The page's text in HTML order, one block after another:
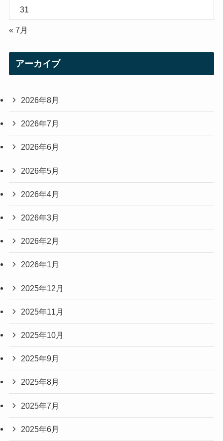
31
« 7月
アーカイブ
2026年8月
2026年7月
2026年6月
2026年5月
2026年4月
2026年3月
2026年2月
2026年1月
2025年12月
2025年11月
2025年10月
2025年9月
2025年8月
2025年7月
2025年6月